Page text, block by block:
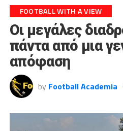
FOOTBALL WITH A VIEW
Οι μεγάλες
πάντα από μια
απόφαση
by Football Academia